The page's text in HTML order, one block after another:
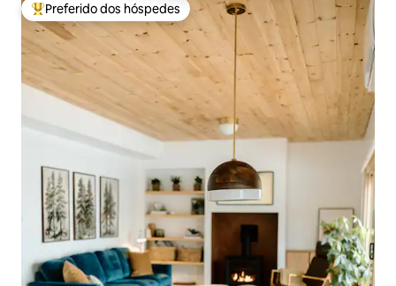
Entre os melhores preferidos dos hóspedes
Preferido dos hóspedes